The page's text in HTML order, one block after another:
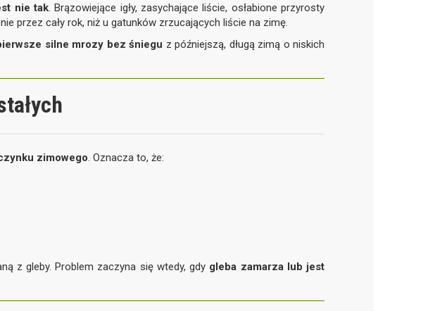
nie tak. Brązowiejące igły, zasychające liście, osłabione przyrosty
przez cały rok, niż u gatunków zrzucających liście na zimę.
silne mrozy bez śniegu z późniejszą, długą zimą o niskich
zimowego. Oznacza to, że:
z gleby. Problem zaczyna się wtedy, gdy gleba zamarza lub jest